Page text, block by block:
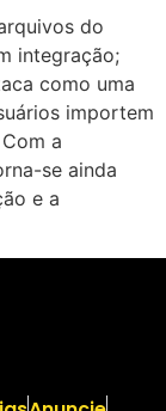
do
integração;
como uma
importem
a
se ainda
e a